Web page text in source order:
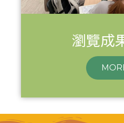
瀏覽成